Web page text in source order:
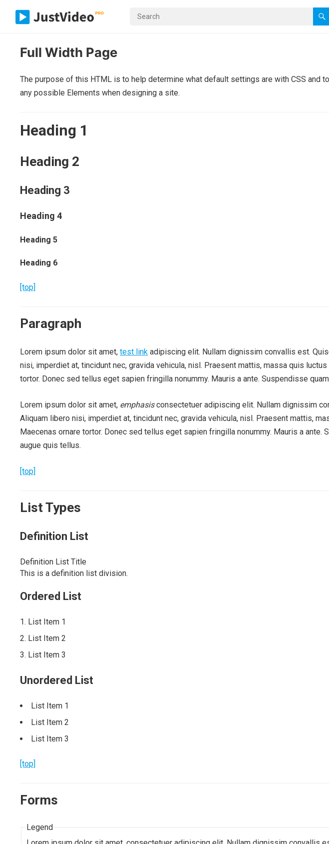
Full Width Page
The purpose of this HTML is to help determine what default settings are with CSS
any possible Elements when designing a site.
Heading 1
Heading 2
Heading 3
Heading 4
Heading 5
Heading 6
[top]
Paragraph
Lorem ipsum dolor sit amet,test link adipiscing elit. Nullam dignissim convallis est.
nisi, imperdiet at, tincidunt nec, gravida vehicula, nisl. Praesent mattis, massa quis
tortor. Donec sed tellus eget sapien fringilla nonummy. Mauris a ante. Suspendisse
Lorem ipsum dolor sit amet, emphasisconsectetuer adipiscing elit. Nullam dignissim
Aliquam libero nisi, imperdiet at, tincidunt nec, gravida vehicula, nisl. Praesent mattis,
Maecenas ornare tortor. Donec sed tellus eget sapien fringilla nonummy. Mauris a
augue quis tellus.
[top]
List Types
Definition List
Definition List Title
This is a definition list division.
Ordered List
List Item 1
List Item 2
List Item 3
Unordered List
List Item 1
List Item 2
List Item 3
[top]
Forms
Legend